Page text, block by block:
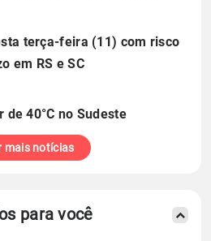
terça-feira (11) com risco
em RS e SC
40°C no Sudeste
mais notícias
para você